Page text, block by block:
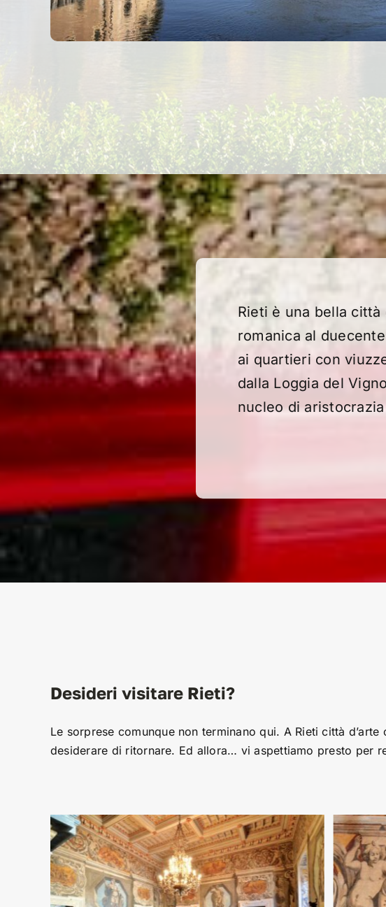
Rieti è una bella
romanica al
ai quartieri con
dalla Loggia del
nucleo di
Desideri visitare Rieti?
Le sorprese comunque non terminano qui. A Rieti città
desiderare di ritornare. Ed allora… vi aspettiamo presto per